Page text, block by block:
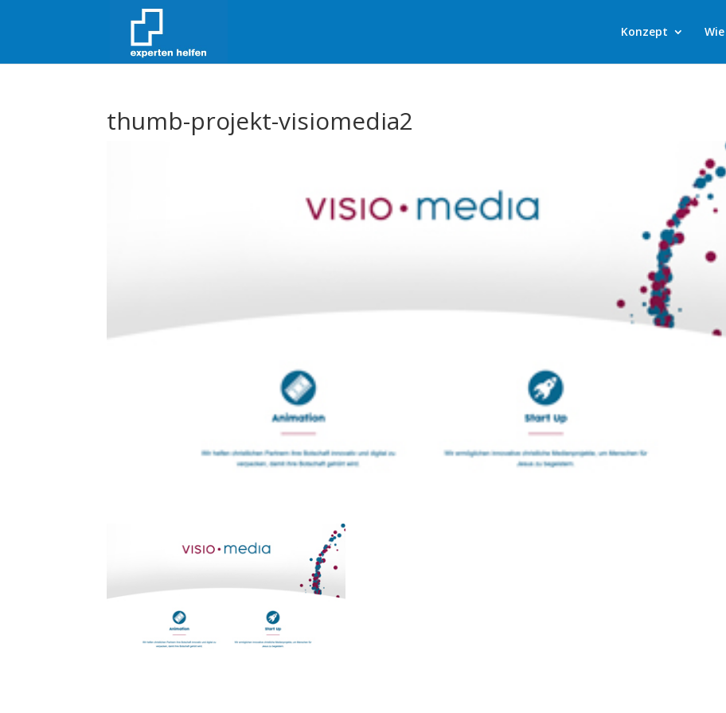
Konzept Wie
thumb-projekt-visiomedia2